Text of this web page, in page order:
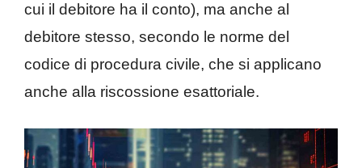
cui il debitore ha il conto), ma anche al
debitore stesso, secondo le norme del
codice di procedura civile, che si applicano
anche alla riscossione esattoriale.